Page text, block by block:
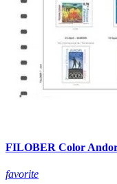
FILOBER Color
favorite